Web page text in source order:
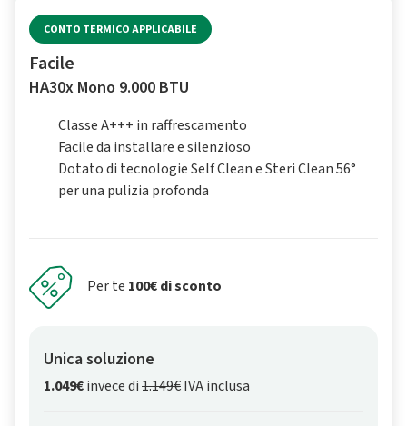
CONTO TERMICO APPLICABILE
Facile
HA30x Mono 9.000 BTU
Classe A+++ in raffrescamento
Facile da installare e silenzioso
Dotato di tecnologie Self Clean e Steri Clean 56°
per una pulizia profonda
Per te 100€ di sconto
Unica soluzione
1.049€invece di1.149€IVA inclusa